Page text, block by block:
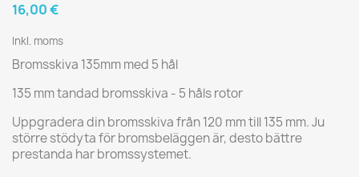
16,00 €
Inkl. moms
Bromsskiva 135mm med 5 hål
135 mm tandad bromsskiva - 5 håls rotor
Uppgradera din bromsskiva från 120 mm till 135 mm. Ju
större stödyta för bromsbeläggen är, desto bättre
prestanda har bromssystemet.